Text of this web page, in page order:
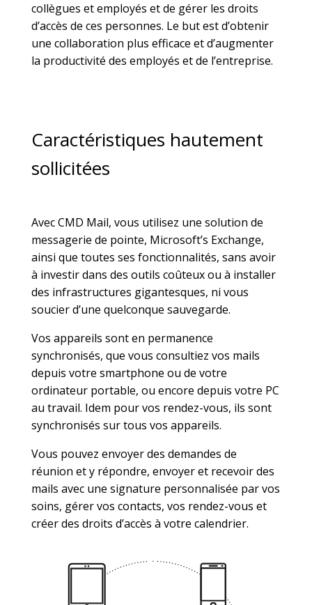
collègues et employés et de gérer les droits
d’accès de ces personnes. Le but est d’obtenir
une collaboration plus efficace et d’augmenter
la productivité des employés et de l’entreprise.
Caractéristiques hautement
sollicitées
Avec CMD Mail, vous utilisez une solution de
messagerie de pointe, Microsoft’s Exchange,
ainsi que toutes ses fonctionnalités, sans avoir
à investir dans des outils coûteux ou à installer
des infrastructures gigantesques, ni vous
soucier d’une quelconque sauvegarde.
Vos appareils sont en permanence
synchronisés, que vous consultiez vos mails
depuis votre smartphone ou de votre
ordinateur portable, ou encore depuis votre PC
au travail. Idem pour vos rendez-vous, ils sont
synchronisés sur tous vos appareils.
Vous pouvez envoyer des demandes de
réunion et y répondre, envoyer et recevoir des
mails avec une signature personnalisée par vos
soins, gérer vos contacts, vos rendez-vous et
créer des droits d’accès à votre calendrier.